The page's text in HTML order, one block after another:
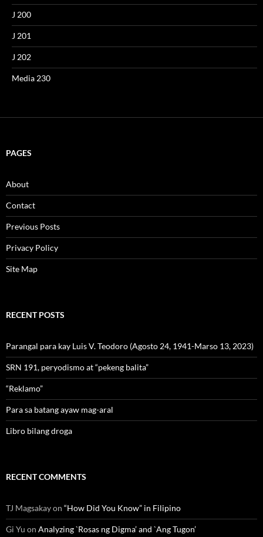
J 200
J 201
J 202
Media 230
PAGES
About
Contact
Previous Posts
Privacy Policy
Site Map
RECENT POSTS
Parangal para kay Luis V. Teodoro (Agosto 24, 1941-Marso 13, 2023)
SRN 191, peryodismo at “pekeng balita”
“Reklamo”
Para sa batang ayaw mag-aral
Libro bilang droga
RECENT COMMENTS
TJ Magsakayon “How Did You Know” in Filipino
Gi Yu on Analyzing `Rosas ng Digma’ and `Ang Tugon’